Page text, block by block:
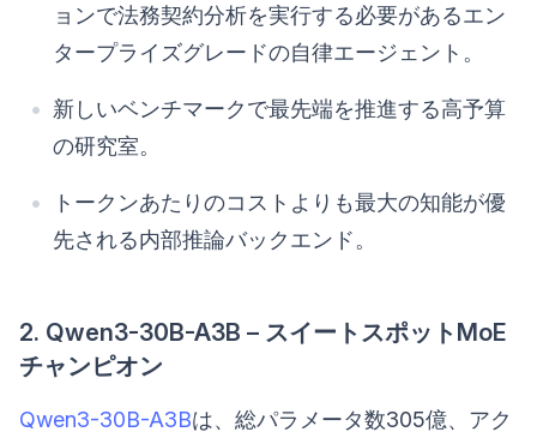
ョンで法務契約分析を実行する必要があるエン
タープライズグレードの自律エージェント。
新しいベンチマークで最先端を推進する高予算
の研究室。
トークンあたりのコストよりも最大の知能が優
先される内部推論バックエンド。
2. Qwen3-30B-A3B – スイートスポットMoE
チャンピオン
Qwen3-30B-A3Bは、総パラメータ数305億、アク